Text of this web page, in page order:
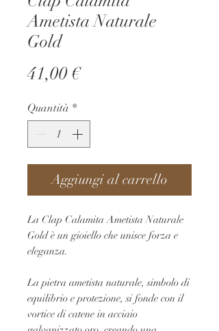
Ametista Naturale
Gold
41,00 €Prezzo
Quantità *
Aggiungi al carrello
La Clap Calamita Ametista Naturale
Gold è un gioiello che unisce forza e
eleganza.
La pietra ametista naturale, simbolo di
equilibrio e protezione, si fonde con il
vortice di catene in acciaio